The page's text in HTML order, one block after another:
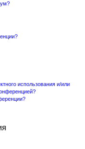
использования и/или